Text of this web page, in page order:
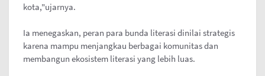
kota,"ujarnya.
Ia menegaskan, peran para bunda literasi dinilai strategis
karena mampu menjangkau berbagai komunitas dan
membangun ekosistem literasi yang lebih luas.